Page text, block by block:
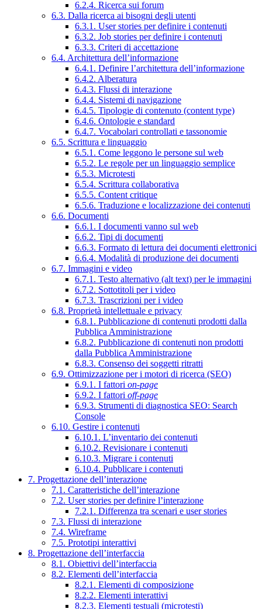
6.2.4. Ricerca sui forum
6.3. Dalla ricerca ai bisogni degli utenti
6.3.1. User stories per definire i contenuti
6.3.2. Job stories per definire i contenuti
6.3.3. Criteri di accettazione
6.4. Architettura dell’informazione
6.4.1. Definire l’architettura dell’informazione
6.4.2. Alberatura
6.4.3. Flussi di interazione
6.4.4. Sistemi di navigazione
6.4.5. Tipologie di contenuto (content type)
6.4.6. Ontologie e standard
6.4.7. Vocabolari controllati e tassonomie
6.5. Scrittura e linguaggio
6.5.1. Come leggono le persone sul web
6.5.2. Le regole per un linguaggio semplice
6.5.3. Microtesti
6.5.4. Scrittura collaborativa
6.5.5. Content critique
6.5.6. Traduzione e localizzazione dei contenuti
6.6. Documenti
6.6.1. I documenti vanno sul web
6.6.2. Tipi di documenti
6.6.3. Formato di lettura dei documenti elettronici
6.6.4. Modalità di produzione dei documenti
6.7. Immagini e video
6.7.1. Testo alternativo (alt text) per le immagini
6.7.2. Sottotitoli per i video
6.7.3. Trascrizioni per i video
6.8. Proprietà intellettuale e privacy
6.8.1. Pubblicazione di contenuti prodotti dalla
Pubblica Amministrazione
6.8.2. Pubblicazione di contenuti non prodotti
dalla Pubblica Amministrazione
6.8.3. Consenso dei soggetti ritratti
6.9. Ottimizzazione per i motori di ricerca (SEO)
6.9.1. I fattori on-page
6.9.2. I fattori off-page
6.9.3. Strumenti di diagnostica SEO: Search
Console
6.10. Gestire i contenuti
6.10.1. L’inventario dei contenuti
6.10.2. Revisionare i contenuti
6.10.3. Migrare i contenuti
6.10.4. Pubblicare i contenuti
7. Progettazione dell’interazione
7.1. Caratteristiche dell’interazione
7.2. User stories per definire l’interazione
7.2.1. Differenza tra scenari e user stories
7.3. Flussi di interazione
7.4. Wireframe
7.5. Prototipi interattivi
8. Progettazione dell’interfaccia
8.1. Obiettivi dell’interfaccia
8.2. Elementi dell’interfaccia
8.2.1. Elementi di composizione
8.2.2. Elementi interattivi
8.2.3. Elementi testuali (microtesti)